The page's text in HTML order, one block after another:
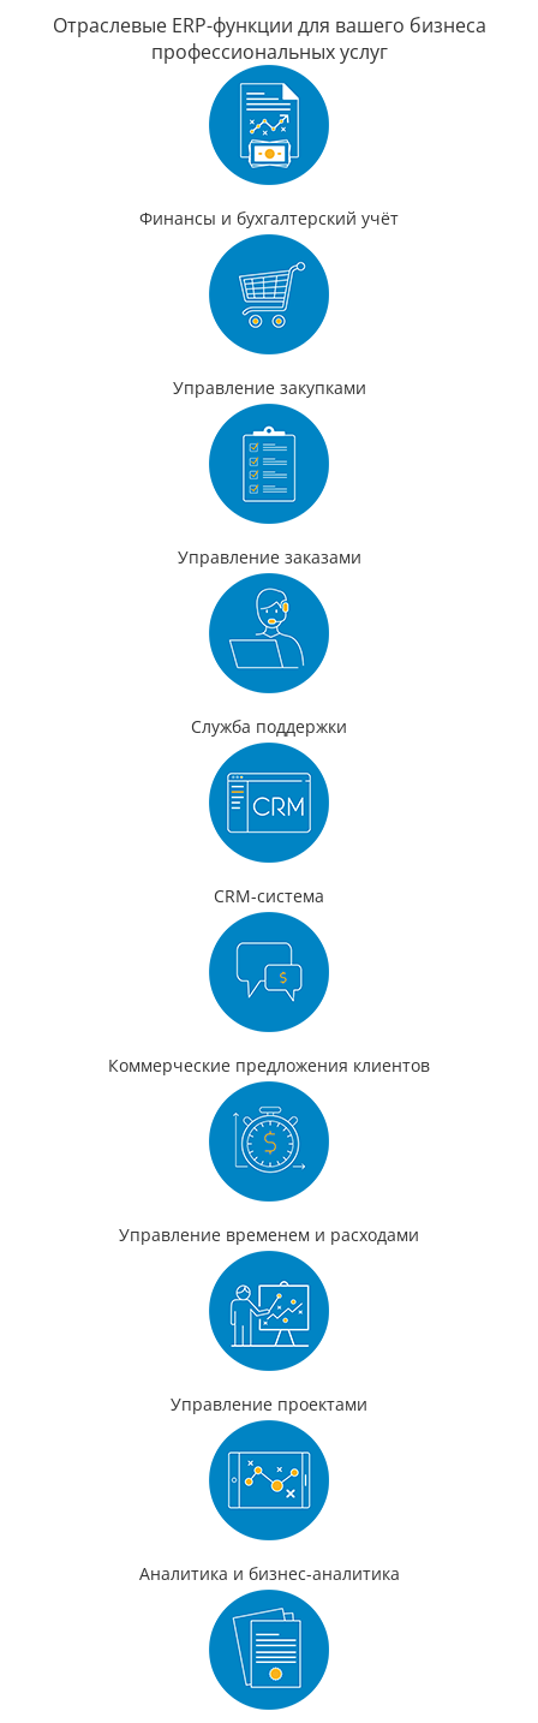
Отраслевые ERP-функции для вашего бизнеса
профессиональных услуг
Финансы и бухгалтерский учёт
Управление закупками
Управление заказами
Служба поддержки
CRM-система
Коммерческие предложения клиентов
Управление временем и расходами
Управление проектами
Аналитика и бизнес-аналитика